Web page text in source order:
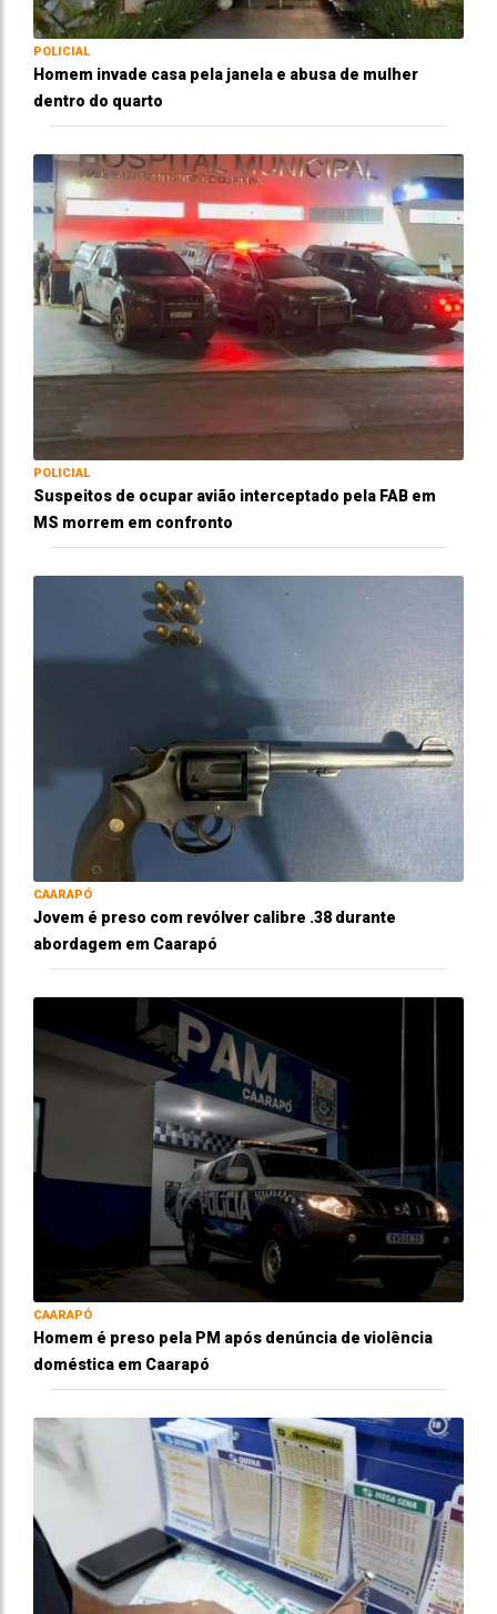
POLICIAL
Homem invade casa pela janela e abusa de mulher
dentro do quarto
POLICIAL
Suspeitos de ocupar avião interceptado pela FAB em
MS morrem em confronto
CAARAPÓ
Jovem é preso com revólver calibre .38 durante
abordagem em Caarapó
CAARAPÓ
Homem é preso pela PM após denúncia de violência
doméstica em Caarapó